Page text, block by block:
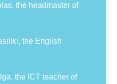
the headmaster of
the English
the ICT teacher of